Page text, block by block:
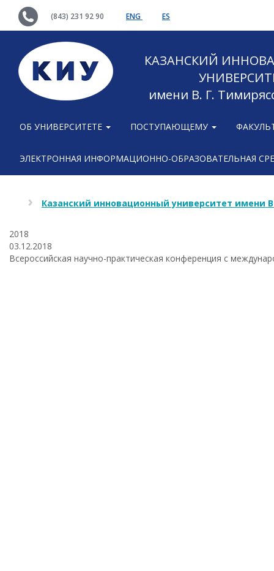
(843) 231 92 90 ENG ES
КАЗАНСКИЙ
имени В. Г.
ОБ УНИВЕРСИТЕТЕ ПОСТУПАЮЩЕМУ
ЭЛЕКТРОННАЯ ИНФОРМАЦИОННО-ОБРАЗОВАТЕЛЬНАЯ
Казанский инновационный университет имени
2018
03.12.2018
Всероссийская научно-практическая конференция с